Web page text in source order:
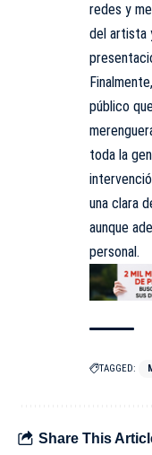
redes y
del artista
público
toda la
una clara
aunque
personal.
TAGGED:
Share This